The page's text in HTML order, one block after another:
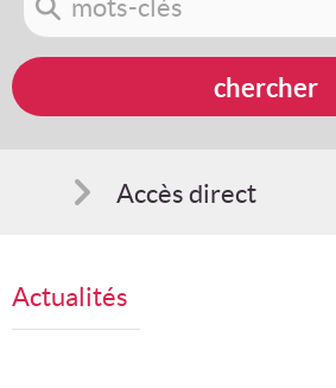
Accès direct
Suggestions
Actualités